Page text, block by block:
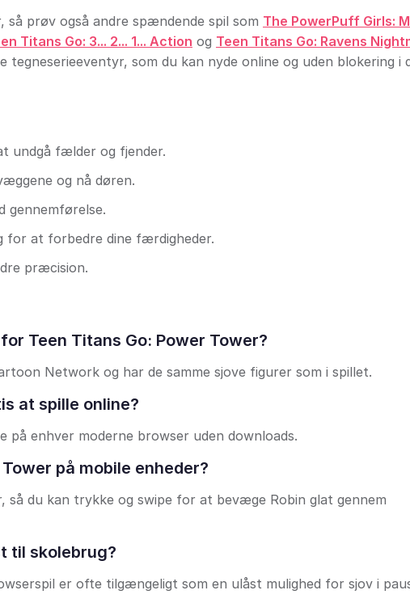
så prøv også andre spændende spil som The PowerPuff Girls:
Titans Go: 3... 2... 1... Action og Teen Titans Go: Ravens
som du kan nyde online og uden blokering i
undgå fælder og fjender.
og nå døren.
gennemførelse.
at forbedre dine færdigheder.
præcision.
Teen Titans Go: Power Tower?
Network og har de samme sjove figurer som i spillet.
at spille online?
enhver moderne browser uden downloads.
på mobile enheder?
du kan trykke og swipe for at bevæge Robin glat gennem
til skolebrug?
er ofte tilgængeligt som en ulåst mulighed for sjov i